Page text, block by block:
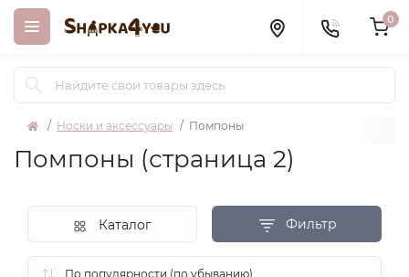
0
Носки и аксессуары Помпоны
Помпоны (страница 2)
Фильтр
Каталог